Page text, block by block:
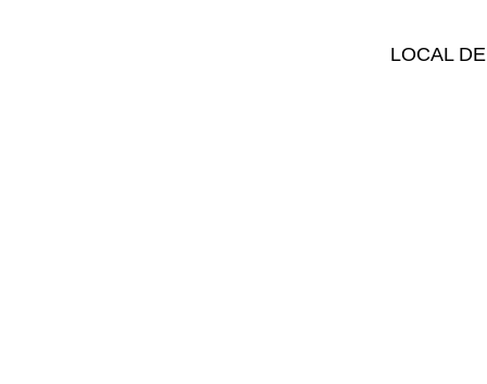
LOCAL